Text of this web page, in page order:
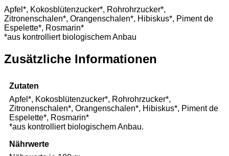
Apfel*, Kokosblütenzucker*, Rohrohrzucker*,
Zitronenschalen*, Orangenschalen*, Hibiskus*, Piment de
Espelette*, Rosmarin*
*aus kontrolliert biologischem Anbau
Zusätzliche Informationen
Zutaten
Apfel*, Kokosblütenzucker*, Rohrohrzucker*,
Zitronenschalen*, Orangenschalen*, Hibiskus*, Piment de
Espelette*, Rosmarin*
*aus kontrolliert biologischem Anbau.
Nährwerte